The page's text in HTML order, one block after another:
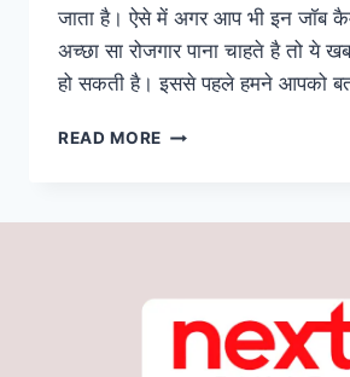
जाता है। ऐसे में अगर आप भी इन जॉब
अच्छा सा रोजगार पाना चाहते है तो ये
हो सकती है। इससे पहले हमने आपको
READ MORE JOB
रोजगार